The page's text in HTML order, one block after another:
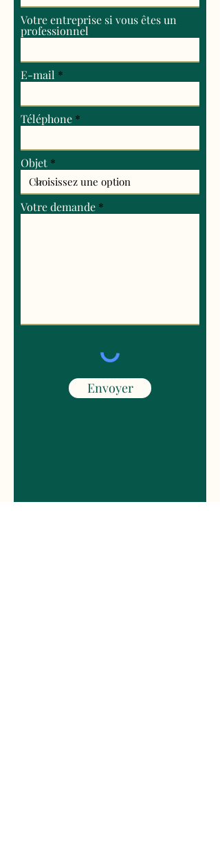
Votre entreprise si vous êtes un
professionnel
E-mail
Téléphone
Objet
Votre demande
Envoyer